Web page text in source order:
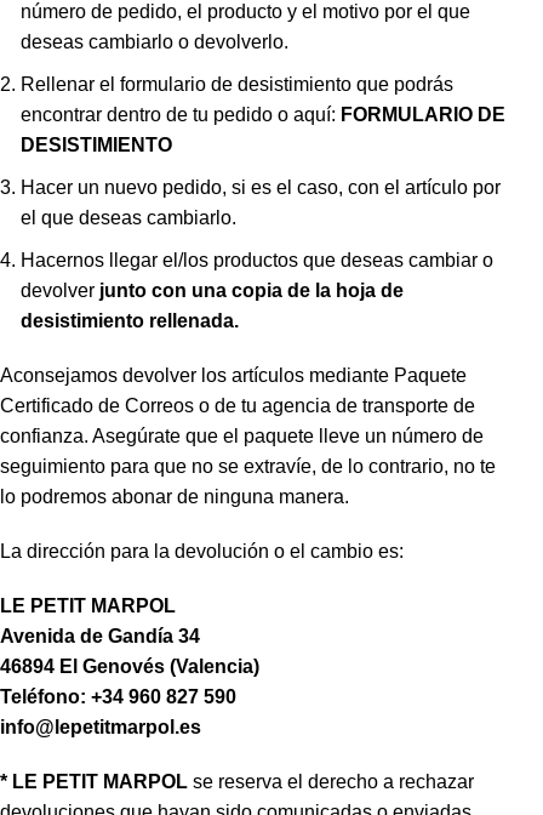
número de pedido, el producto y el motivo por el que
deseas cambiarlo o devolverlo.
Rellenar el formulario de desistimiento que podrás
encontrar dentro de tu pedido o aquí: FORMULARIO DE
DESISTIMIENTO
Hacer un nuevo pedido, si es el caso, con el artículo por
el que deseas cambiarlo.
Hacernos llegar el/los productos que deseas cambiar o
devolver junto con una copia de la hoja de
desistimiento rellenada.
Aconsejamos devolver los artículos mediante Paquete
Certificado de Correos o de tu agencia de transporte de
confianza. Asegúrate que el paquete lleve un número de
seguimiento para que no se extravíe, de lo contrario, no te
lo podremos abonar de ninguna manera.
La dirección para la devolución o el cambio es:
LE PETIT MARPOL
Avenida de Gandía 34
46894 El Genovés (Valencia)
Teléfono: +34 960 827 590
info@lepetitmarpol.es
* LE PETIT MARPOL se reserva el derecho a rechazar